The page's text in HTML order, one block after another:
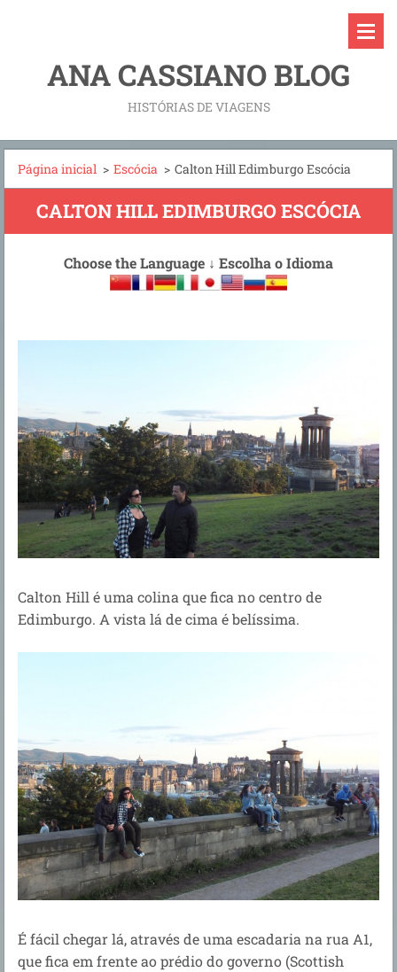
ANA CASSIANO BLOG
HISTÓRIAS DE VIAGENS
Página inicial > Escócia > Calton Hill Edimburgo Escócia
CALTON HILL EDIMBURGO ESCÓCIA
Choose the Language ↓ Escolha o Idioma
Calton Hill é uma colina que fica no centro de
Edimburgo. A vista lá de cima é belíssima.
É fácil chegar lá, através de uma escadaria na rua A1,
que fica em frente ao prédio do governo (Scottish